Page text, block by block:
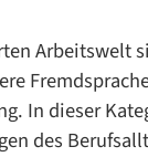
Arbeitswelt
In dieser
des